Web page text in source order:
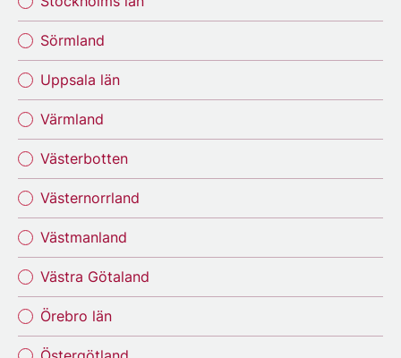
Sörmland
Uppsala län
Värmland
Västerbotten
Västernorrland
Västmanland
Västra Götaland
Örebro län